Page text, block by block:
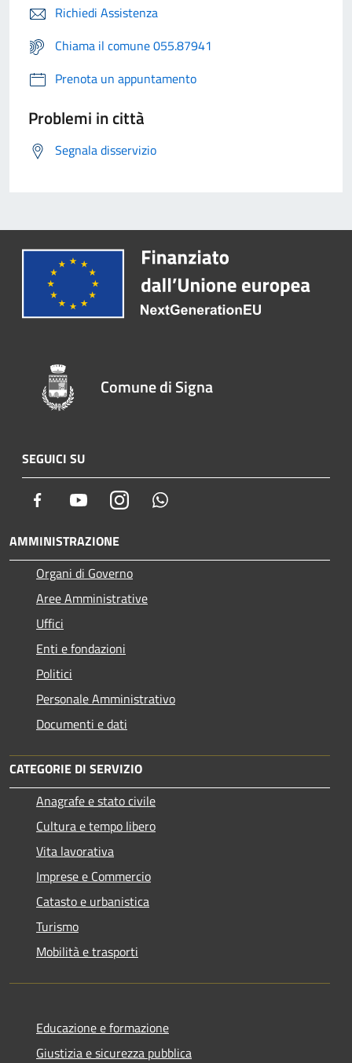
Richiedi Assistenza
Chiama il comune 055.87941
Prenota un appuntamento
Problemi in città
Segnala disservizio
Comune di Signa
SEGUICI SU
Facebook YoutubeInstagram
AMMINISTRAZIONE
Organi di Governo
Aree Amministrative
Uffici
Enti e fondazioni
Politici
Personale Amministrativo
Documenti e dati
CATEGORIE DI SERVIZIO
Anagrafe e stato civile
Cultura e tempo libero
Vita lavorativa
Imprese e Commercio
Catasto e urbanistica
Turismo
Mobilità e trasporti
Educazione e formazione
Giustizia e sicurezza pubblica